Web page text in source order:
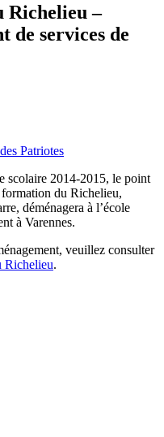
Richelieu –
de services de
Patriotes
scolaire 2014-2015, le point
formation du Richelieu,
déménagera à l’école
à Varennes.
veuillez consulter
Richelieu.